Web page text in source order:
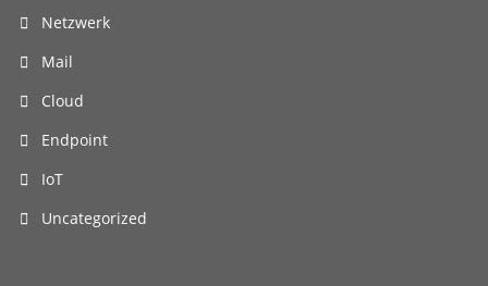
Netzwerk
Mail
Cloud
Endpoint
IoT
Uncategorized